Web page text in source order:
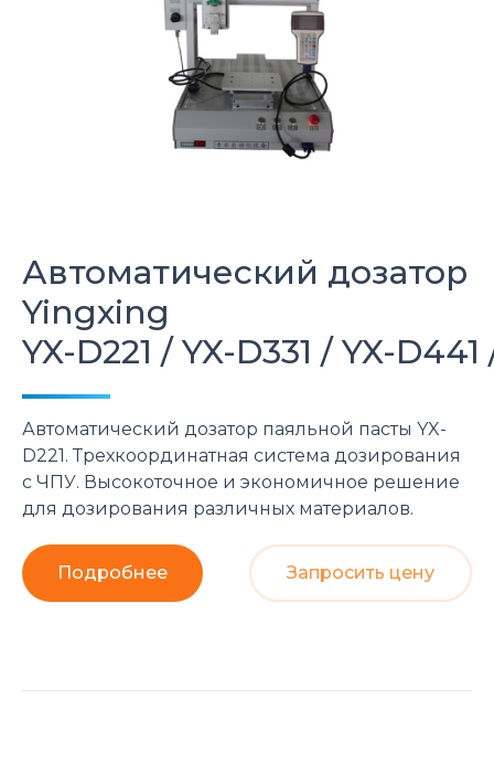
Автоматический дозатор
Yingxing
YX-D221 / YX-D331 / YX-D441
Автоматический дозатор паяльной пасты YX-
D221. Трехкоординатная система дозирования
с ЧПУ. Высокоточное и экономичное решение
для дозирования различных материалов.
Подробнее Запросить цену